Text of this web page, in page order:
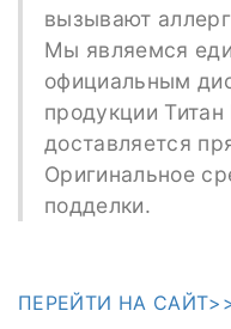
вызывают
Мы являемся
официальным
продукции Титан
доставляется
Оригинальное
подделки.
ПЕРЕЙТИ НА